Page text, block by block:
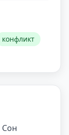
конфликт
Сон